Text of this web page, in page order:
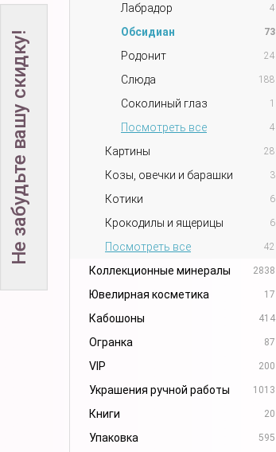
Лабрадор 4
Обсидиан 73
Родонит 24
Слюда 188
Соколиный глаз 1
Посмотреть все 4
Картины 28
Козы, овечки и барашки 3
Котики 6
Крокодилы и ящерицы 6
Посмотреть все 42
Коллекционные минералы 2838
Ювелирная косметика 17
Кабошоны 414
Огранка 87
VIP 200
Украшения ручной работы 1013
Книги 20
Упаковка 595
Не забудьте вашу скидку!